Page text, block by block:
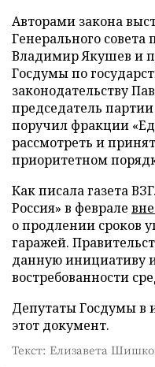
Авторами закона
Генерального совета
Владимир Якушев и
Госдумы по
законодательству
председатель
поручил фракции
рассмотреть и
приоритетном
Как писала газета
Россия» в феврале
о продлении сроков
гаражей.
данную инициативу
востребованности
Депутаты Госдумы в
этот документ.
Текст: Елизавета